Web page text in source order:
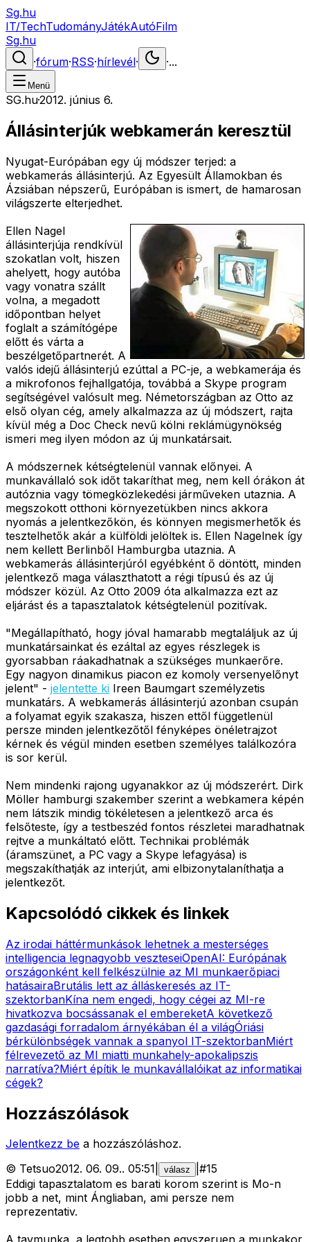
Sg.hu
IT/TechTudományJátékAutóFilm
Sg.hu
·fórum·RSS·hírlevél· ·...
Menü
SG.hu·2012. június 6.
Állásinterjúk webkamerán keresztül
Nyugat-Európában egy új módszer terjed: a
webkamerás állásinterjú. Az Egyesült Államokban és
Ázsiában népszerű, Európában is ismert, de hamarosan
világszerte elterjedhet.
Ellen Nagel
állásinterjúja rendkívül
szokatlan volt, hiszen
ahelyett, hogy autóba
vagy vonatra szállt
volna, a megadott
időpontban helyet
foglalt a számítógépe
előtt és várta a
beszélgetőpartnerét. A
valós idejű állásinterjú ezúttal a PC-je, a webkamerája és
a mikrofonos fejhallgatója, továbbá a Skype program
segítségével valósult meg. Németországban az Otto az
első olyan cég, amely alkalmazza az új módszert, rajta
kívül még a Doc Check nevű kölni reklámügynökség
ismeri meg ilyen módon az új munkatársait.
A módszernek kétségtelenül vannak előnyei. A
munkavállaló sok időt takaríthat meg, nem kell órákon át
autóznia vagy tömegközlekedési járműveken utaznia. A
megszokott otthoni környezetükben nincs akkora
nyomás a jelentkezőkön, és könnyen megismerhetők és
tesztelhetők akár a külföldi jelöltek is. Ellen Nagelnek így
nem kellett Berlinből Hamburgba utaznia. A
webkamerás állásinterjúról egyébként ő döntött, minden
jelentkező maga választhatott a régi típusú és az új
módszer közül. Az Otto 2009 óta alkalmazza ezt az
eljárást és a tapasztalatok kétségtelenül pozitívak.
"Megállapítható, hogy jóval hamarabb megtaláljuk az új
munkatársainkat és ezáltal az egyes részlegek is
gyorsabban ráakadhatnak a szükséges munkaerőre.
Egy nagyon dinamikus piacon ez komoly versenyelőnyt
jelent" - jelentette ki Ireen Baumgart személyzetis
munkatárs. A webkamerás állásinterjú azonban csupán
a folyamat egyik szakasza, hiszen ettől függetlenül
persze minden jelentkezőtől fényképes önéletrajzot
kérnek és végül minden esetben személyes találkozóra
is sor kerül.
Nem mindenki rajong ugyanakkor az új módszerért. Dirk
Möller hamburgi szakember szerint a webkamera képén
nem látszik mindig tökéletesen a jelentkező arca és
felsőteste, így a testbeszéd fontos részletei maradhatnak
rejtve a munkáltató előtt. Technikai problémák
(áramszünet, a PC vagy a Skype lefagyása) is
megszakíthatják az interjút, ami elbizonytalaníthatja a
jelentkezőt.
Kapcsolódó cikkek és linkek
Az irodai háttérmunkások lehetnek a mesterséges
intelligencia legnagyobb veszteseiOpenAI: Európának
országonként kell felkészülnie az MI munkaerőpiaci
hatásairaBrutális lett az álláskeresés az IT-
szektorbanKína nem engedi, hogy cégei az MI-re
hivatkozva bocsássanak el embereketA következő
gazdasági forradalom árnyékában él a világÓriási
bérkülönbségek vannak a spanyol IT-szektorbanMiért
félrevezető az MI miatti munkahely-apokalipszis
narratíva?Miért építik le munkavállalóikat az informatikai
cégek?
Hozzászólások
Jelentkezz be a hozzászóláshoz.
© Tetsuo2012. 06. 09.. 05:51 válasz #15
Eddigi tapasztalatom es barati korom szerint is Mo-n
jobb a net, mint Ángliaban, ami persze nem
reprezentativ.